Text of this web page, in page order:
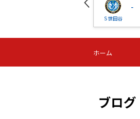
Ｓ世田谷
-
-
第16節 09/05 (
ニッパ
-
試合結果
ホーム
ブログ